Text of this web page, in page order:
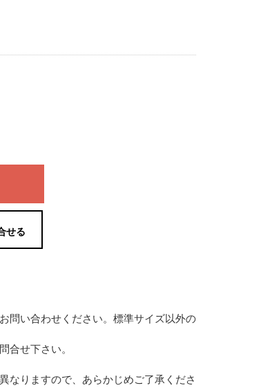
せる
問い合わせください。標準サイズ以外の
合せ下さい。
なりますので、あらかじめご了承くださ